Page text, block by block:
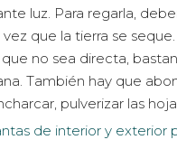
luz. Para regarla,
que la tierra se seque.
no sea directa,
También hay que
pulverizar las